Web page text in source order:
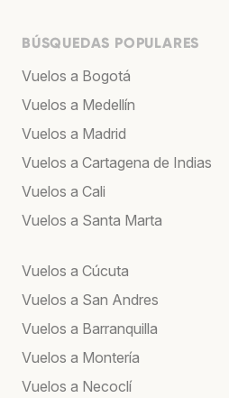
BÚSQUEDAS POPULARES
Vuelos a Bogotá
Vuelos a Medellín
Vuelos a Madrid
Vuelos a Cartagena de Indias
Vuelos a Cali
Vuelos a Santa Marta
Vuelos a Cúcuta
Vuelos a San Andres
Vuelos a Barranquilla
Vuelos a Montería
Vuelos a Necoclí